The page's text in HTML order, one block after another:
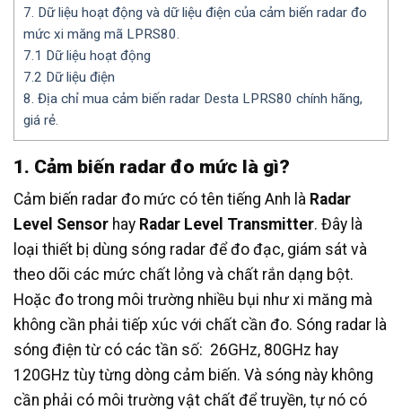
7. Dữ liệu hoạt động và dữ liệu điện của cảm biến radar đo
mức xi măng mã LPRS80.
7.1 Dữ liệu hoạt động
7.2 Dữ liệu điện
8. Địa chỉ mua cảm biến radar Desta LPRS80 chính hãng,
giá rẻ.
1. Cảm biến radar đo mức là gì?
Cảm biến radar đo mức có tên tiếng Anh là Radar
Level Sensor hay Radar Level Transmitter. Đây là
loại thiết bị dùng sóng radar để đo đạc, giám sát và
theo dõi các mức chất lỏng và chất rắn dạng bột.
Hoặc đo trong môi trường nhiều bụi như xi măng mà
không cần phải tiếp xúc với chất cần đo. Sóng radar là
sóng điện từ có các tần số: 26GHz, 80GHz hay
120GHz tùy từng dòng cảm biến. Và sóng này không
cần phải có môi trường vật chất để truyền, tự nó có